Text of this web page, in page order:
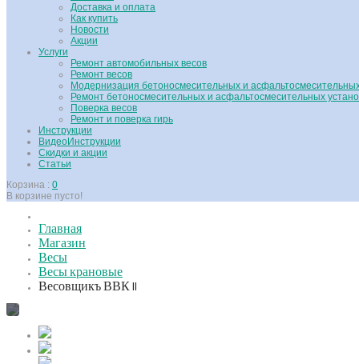
Доставка и оплата
Как купить
Новости
Акции
Услуги
Ремонт автомобильных весов
Ремонт весов
Модернизация бетоносмесительных и
Ремонт бетоносмесительных и асфальтосмесительных
Поверка весов
Ремонт и поверка гирь
Инструкции
ВидеоИнструкции
Скидки и акции
Статьи
Корзина : 0
В корзине пусто!
Главная
Магазин
Весы
Весы крановые
Весовщикъ ВВК II